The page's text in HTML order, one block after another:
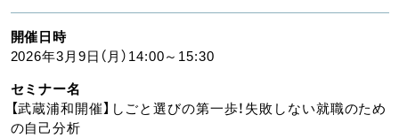
開催日時
2026年3月9日（月）14:00～15:30
セミナー名
【武蔵浦和開催】しごと選びの第一歩！失敗しない就職のため
の自己分析